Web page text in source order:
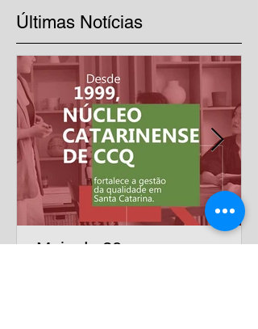
Últimas Notícias
Mais de 20 anos